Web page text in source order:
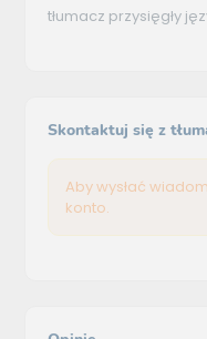
tłumacz przysięgły
Skontaktuj się z
Aby wysłać
konto.